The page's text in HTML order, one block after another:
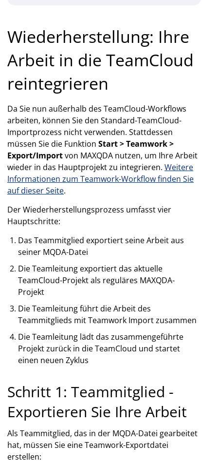
Wiederherstellung: Ihre
Arbeit in die TeamCloud
reintegrieren
Da Sie nun außerhalb des TeamCloud-Workflows
arbeiten, können Sie den Standard-TeamCloud-
Importprozess nicht verwenden. Stattdessen
müssen Sie die Funktion Start > Teamwork >
Export/Importvon MAXQDA nutzen, um Ihre Arbeit
wieder in das Hauptprojekt zu integrieren. Weitere
Informationen zum Teamwork-Workflow finden Sie
auf dieser Seite.
Der Wiederherstellungsprozess umfasst vier
Hauptschritte:
Das Teammitglied exportiert seine Arbeit aus
seiner MQDA-Datei
Die Teamleitung exportiert das aktuelle
TeamCloud-Projekt als reguläres MAXQDA-
Projekt
Die Teamleitung führt die Arbeit des
Teammitglieds mit Teamwork Import zusammen
Die Teamleitung lädt das zusammengeführte
Projekt zurück in die TeamCloud und startet
einen neuen Zyklus
Schritt 1: Teammitglied -
Exportieren Sie Ihre Arbeit
Als Teammitglied, das in der MQDA-Datei gearbeitet
hat, müssen Sie eine Teamwork-Exportdatei
erstellen: